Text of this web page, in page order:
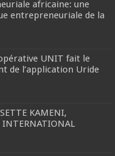
africaine: une
entrepreneuriale de la
UNIT fait le
de l’application Uride
KAMENI,
INTERNATIONAL